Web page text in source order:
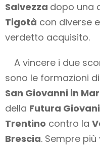
Salvezza dopo una
Tigotà con diverse
verdetto acquisito.
A vincere i due
sono le formazioni
San Giovanni in
della Futura
Trentino contro la
Brescia. Sempre